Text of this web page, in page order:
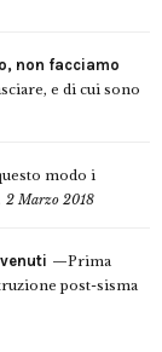
non facciamo
e di cui sono
modo i
2 Marzo 2018
Prima
post-sisma